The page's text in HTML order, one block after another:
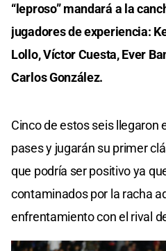
“leproso” mandará a la
jugadores de experiencia:
Lollo, Víctor Cuesta, Ever
Carlos González.
Cinco de estos seis llegaron
pases y jugarán su primer
que podría ser positivo ya
contaminados por la racha
enfrentamiento con el rival